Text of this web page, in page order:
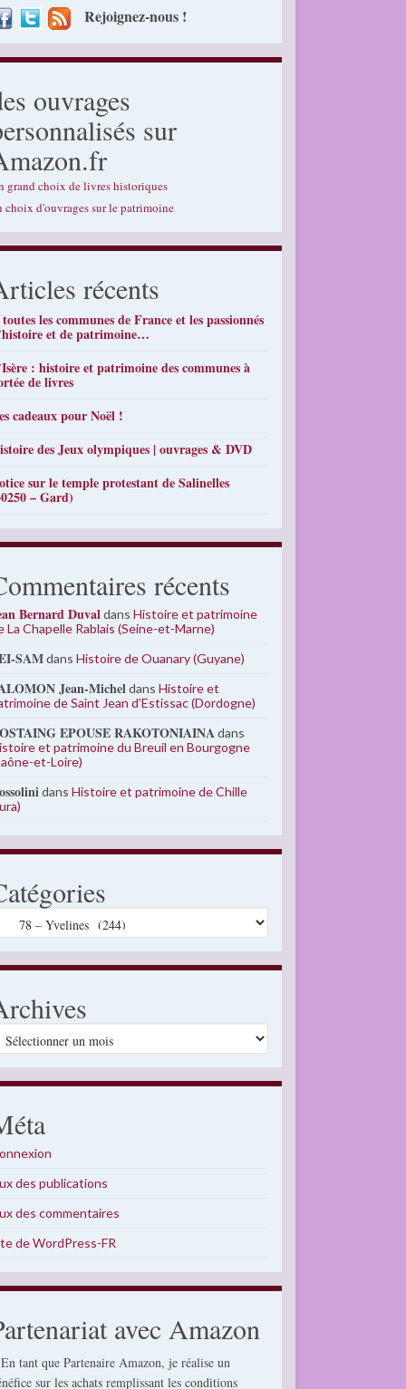
Rejoignez-nous !
ouvrages
sur
grand choix de livres historiques
choix d'ouvrages sur le patrimoine
récents
les communes de France et les passionnés
et de patrimoine…
: histoire et patrimoine des communes à
de livres
cadeaux pour Noël !
des Jeux olympiques | ouvrages & DVD
sur le temple protestant de Salinelles
– Gard)
récents
Bernard DuvaldansHistoire et patrimoine
La Chapelle Rablais (Seine-et-Marne)
SAMdansHistoire de Ouanary (Guyane)
Jean-MicheldansHistoire et
de Saint Jean d’Estissac (Dordogne)
EPOUSE RAKOTONIAINAdans
et patrimoine du Breuil en Bourgogne
et-Loire)
dansHistoire et patrimoine de Chille
des publications
des commentaires
de WordPress-FR
avec Amazon
tant que Partenaire Amazon, je réalise un
sur les achats remplissant les conditions